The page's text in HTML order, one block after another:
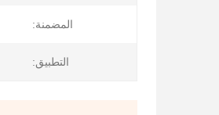
المضمنة:
التطبيق: